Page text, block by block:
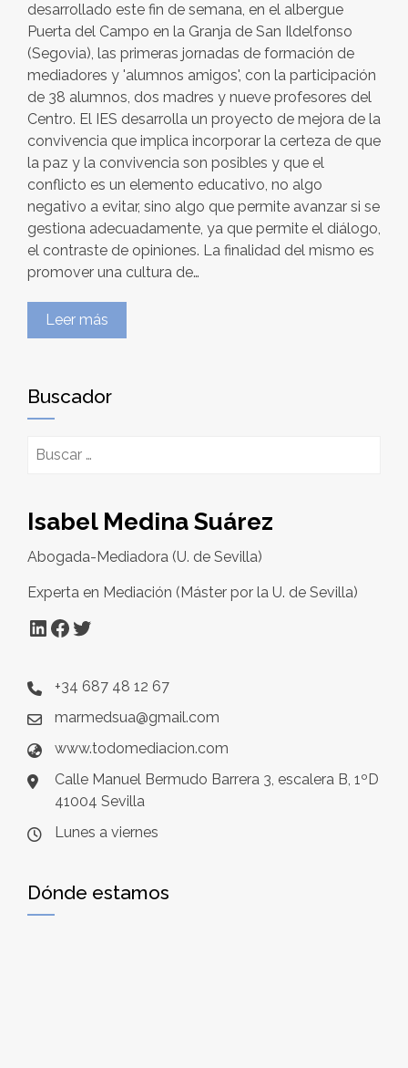
desarrollado este fin de semana, en el albergue
Puerta del Campo en la Granja de San Ildelfonso
(Segovia), las primeras jornadas de formación de
mediadores y 'alumnos amigos', con la participación
de 38 alumnos, dos madres y nueve profesores del
Centro. El IES desarrolla un proyecto de mejora de la
convivencia que implica incorporar la certeza de que
la paz y la convivencia son posibles y que el
conflicto es un elemento educativo, no algo
negativo a evitar, sino algo que permite avanzar si se
gestiona adecuadamente, ya que permite el diálogo,
el contraste de opiniones. La finalidad del mismo es
promover una cultura de…
Leer más
Buscador
Buscar:
Isabel Medina Suárez
Abogada-Mediadora (U. de Sevilla)
Experta en Mediación (Máster por la U. de Sevilla)
LinkedIn
Facebook
Twitter
+34 687 48 12 67
marmedsua@gmail.com
www.todomediacion.com
Calle Manuel Bermudo Barrera 3, escalera B, 1ºD
41004 Sevilla
Lunes a viernes
Dónde estamos